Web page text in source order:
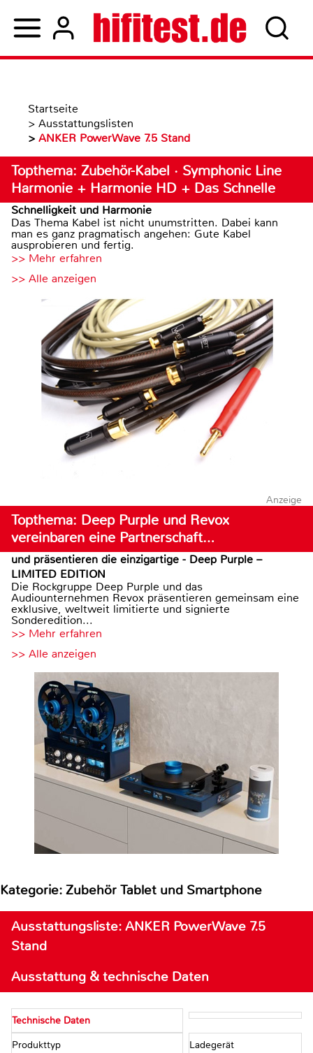
Startseite
> Ausstattungslisten
> ANKER PowerWave 7.5 Stand
Topthema: Zubehör-Kabel · Symphonic Line
Harmonie + Harmonie HD + Das Schnelle
Schnelligkeit und Harmonie
Das Thema Kabel ist nicht unumstritten. Dabei kann
man es ganz pragmatisch angehen: Gute Kabel
ausprobieren und fertig.
>> Mehr erfahren
>> Alle anzeigen
Anzeige
Topthema: Deep Purple und Revox
vereinbaren eine Partnerschaft…
und präsentieren die einzigartige - Deep Purple –
LIMITED EDITION
Die Rockgruppe Deep Purple und das
Audiounternehmen Revox präsentieren gemeinsam eine
exklusive, weltweit limitierte und signierte
Sonderedition...
>> Mehr erfahren
>> Alle anzeigen
Kategorie: Zubehör Tablet und Smartphone
Ausstattungsliste: ANKER PowerWave 7.5
Stand
Ausstattung & technische Daten
Technische Daten
Produkttyp Ladegerät